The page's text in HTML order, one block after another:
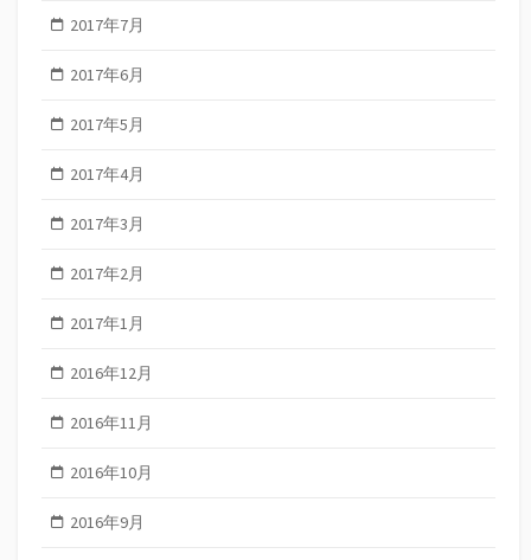
2017年7月
2017年6月
2017年5月
2017年4月
2017年3月
2017年2月
2017年1月
2016年12月
2016年11月
2016年10月
2016年9月